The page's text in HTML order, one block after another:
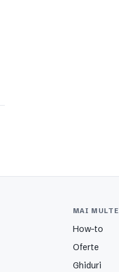
MAI MULTE
How-to
Oferte
Ghiduri